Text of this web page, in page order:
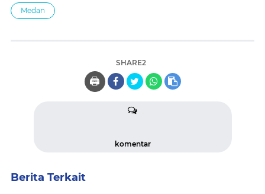
Medan
SHARE2
🖨️
komentar
Berita Terkait